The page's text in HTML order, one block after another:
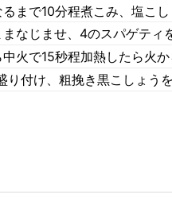
まで10分程煮こみ、塩こし
なじませ、4のスパゲティ
火で15秒程加熱したら火か
付け、粗挽き黒こしょう